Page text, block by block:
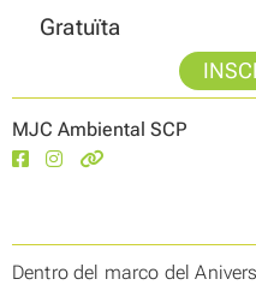
Gratuïta
Dentro del marco del
MJC Ambiental SCP